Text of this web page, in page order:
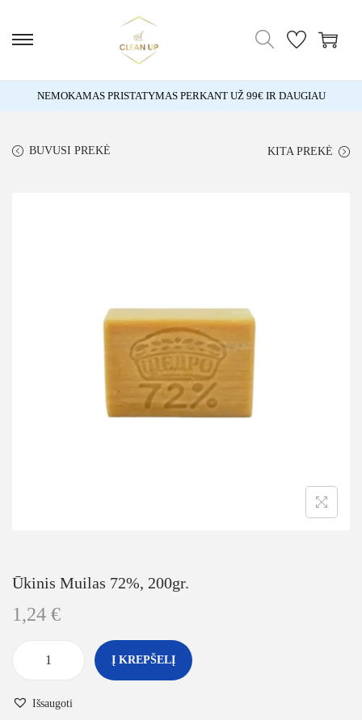
NEMOKAMAS PRISTATYMAS PERKANT UŽ 99€ IR DAUGIAU
BUVUSI PREKĖ KITA PREKĖ
Ūkinis Muilas 72%, 200gr.
1,24 €
Į KREPŠELĮ
Išsaugoti